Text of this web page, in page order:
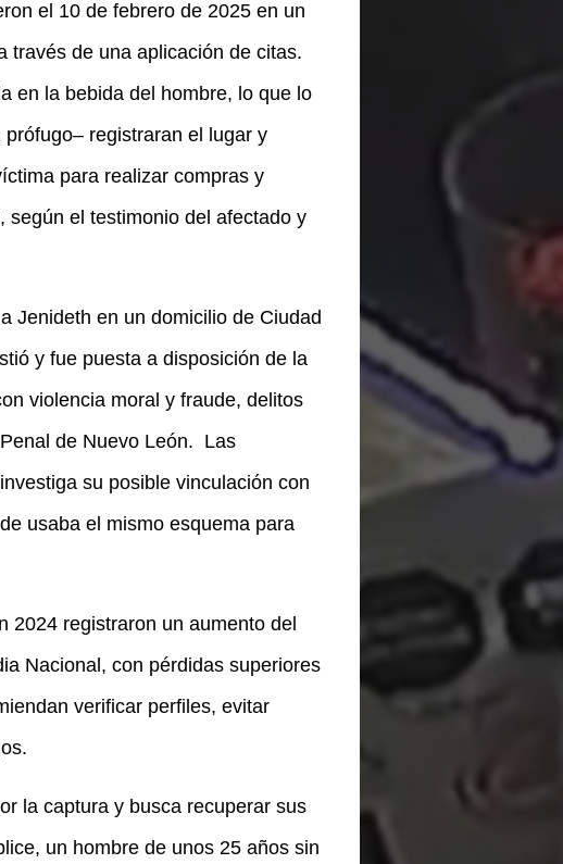
el 10 de febrero de 2025 en un
través de una aplicación de citas.
en la bebida del hombre, lo que lo
registraran el lugar y
para realizar compras y
según el testimonio del afectado y
Jenideth en un domicilio de Ciudad
y fue puesta a disposición de la
violencia moral y fraude, delitos
de Nuevo León. Las
su posible vinculación con
usaba el mismo esquema para
2024 registraron un aumento del
Nacional, con pérdidas superiores
verificar perfiles, evitar
la captura y busca recuperar sus
un hombre de unos 25 años sin